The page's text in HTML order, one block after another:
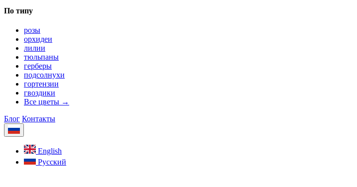
По типу
розы
орхидеи
лилии
тюльпаны
герберы
подсолнухи
гортензии
гвоздики
Все цветы →
Блог Контакты
English
Русский